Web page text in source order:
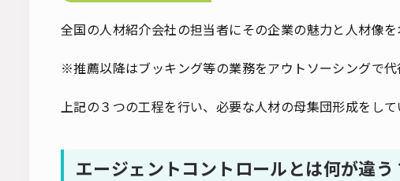
全国の人材紹介会社の担当者にその企業の魅力と人材像を
※推薦以降はブッキング等の業務をアウトソーシングで代
上記の３つの工程を行い、必要な人材の母集団形成をして
エージェントコントロールとは何が違う